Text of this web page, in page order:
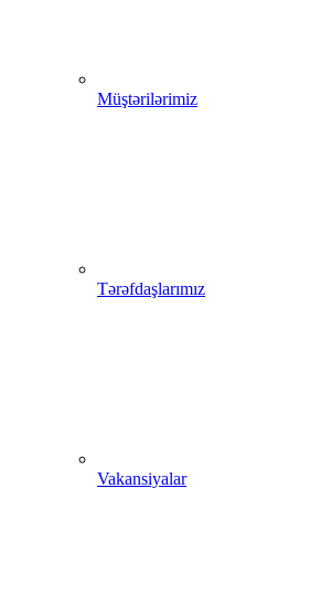
Müştərilərimiz
Tərəfdaşlarımız
Vakansiyalar